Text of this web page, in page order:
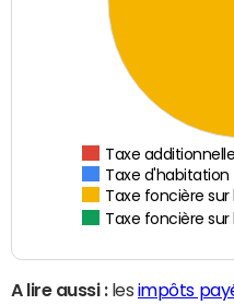
Taxe
Taxe d'habitation
Taxe foncière
Taxe foncière
A lire aussi :les impôts